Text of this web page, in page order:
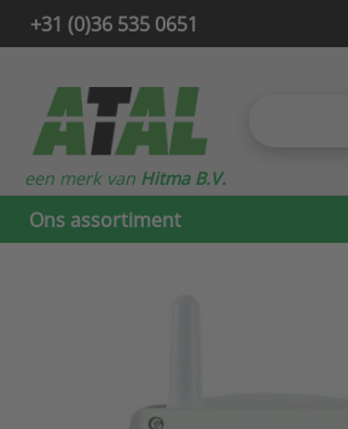
+31 (0)36 535 0651
Ons assortiment
een merk van Hitma B.V.